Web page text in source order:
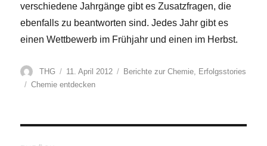
verschiedene Jahrgänge gibt es Zusatzfragen, die
ebenfalls zu beantworten sind. Jedes Jahr gibt es
einen Wettbewerb im Frühjahr und einen im Herbst.
Autor
THG
Veröffentlicht
am
11. April 2012 Kategorien
Berichte zur Chemie, Erfolgsstories
Schlagwörter
Chemie entdecken